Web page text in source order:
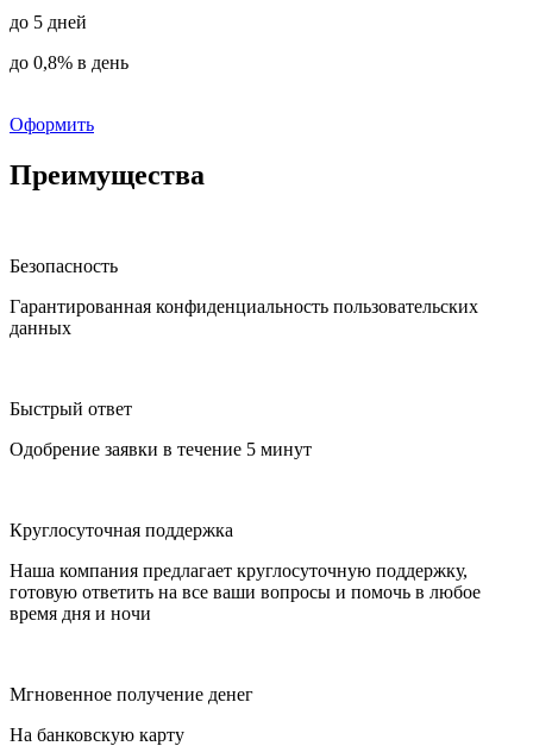
до 5 дней
до 0,8% в день
Оформить
Преимущества
Безопасность
Гарантированная конфиденциальность пользовательских
данных
Быстрый ответ
Одобрение заявки в течение 5 минут
Круглосуточная поддержка
Наша компания предлагает круглосуточную поддержку,
готовую ответить на все ваши вопросы и помочь в любое
время дня и ночи
Мгновенное получение денег
На банковскую карту